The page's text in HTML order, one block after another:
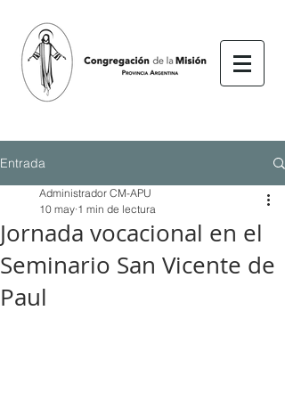
Entrada
Jornada vocacional en el
Seminario San Vicente de
Paul
Administrador CM-APU
10 may 1 min de lectura